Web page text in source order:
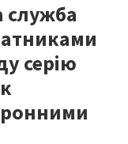
служба
серію